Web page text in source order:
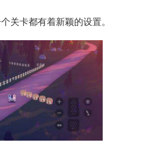
关卡都有着新颖的设置。